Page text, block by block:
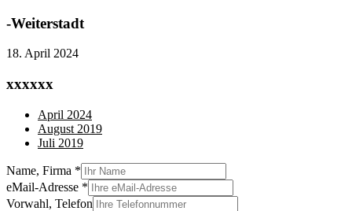
-Weiterstadt
18. April 2024
xxxxxx
April 2024
August 2019
Juli 2019
Name, Firma *
eMail-Adresse *
Vorwahl, Telefon